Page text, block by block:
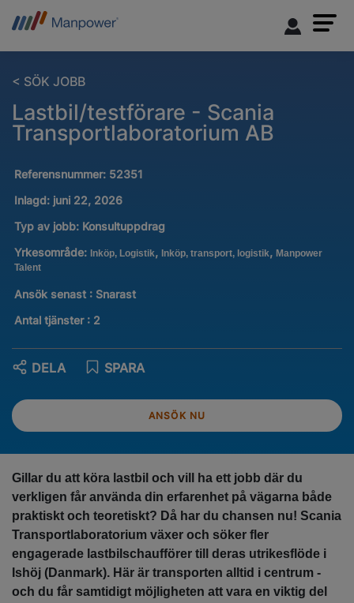
< SÖK JOBB
Lastbil/testförare - Scania
Transportlaboratorium AB
Referensnummer: 52351
Inlagd: juni 22, 2026
Typ av jobb: Konsultuppdrag
Yrkesområde: Inköp, Logistik, Inköp, transport, logistik, Manpower
Talent
Ansök senast : Snarast
Antal tjänster : 2
ANSÖK NU
SPARA
DELA
Gillar du att köra lastbil och vill ha ett jobb där du
verkligen får använda din erfarenhet på vägarna både
praktiskt och teoretiskt? Då har du chansen nu! Scania
Transportlaboratorium växer och söker fler
engagerade lastbilschaufförer till deras utrikesflöde i
Ishöj (Danmark). Här är transporten alltid i centrum -
och du får samtidigt möjligheten att vara en viktig del